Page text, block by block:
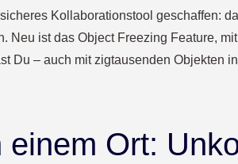
Kollaborationstool geschaffen:
Neu ist das Object Freezing Feature,
Du – auch mit zigtausenden Objekten
Ort: